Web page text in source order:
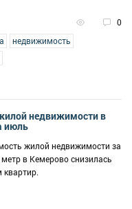
0
недвижимость
недвижимости в
июль
жилой недвижимости за
в Кемерово снизилась
квартир.